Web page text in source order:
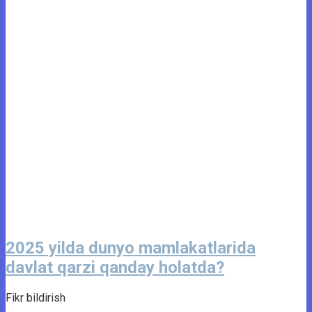
2025 yilda dunyo mamlakatlarida
davlat qarzi qanday holatda?
Fikr bildirish